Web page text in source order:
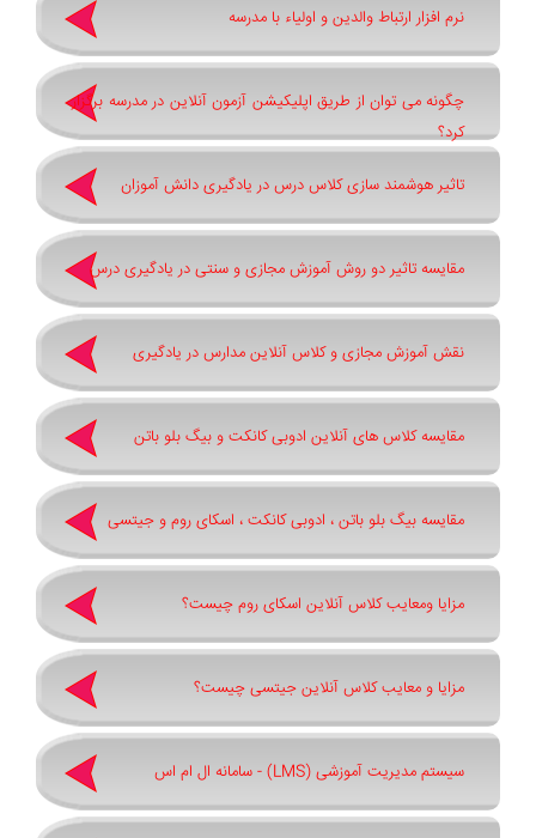
نرم افزار ارتباط والدین و اولیاء با مدرسه
چگونه می توان از طریق اپلیکیشن آزمون آنلاین در مدرسه برگزار
کرد؟
تاثیر هوشمند سازی کلاس درس در یادگیری دانش آموزان
مقایسه تاثیر دو روش آموزش مجازی و سنتی در یادگیری درس
نقش آموزش مجازی و کلاس آنلاین مدارس در یادگیری
مقایسه کلاس های آنلاین ادوبی کانکت و بیگ بلو باتن
مقایسه بیگ بلو باتن ، ادوبی کانکت ، اسکای روم و جیتسی
مزایا ومعایب کلاس آنلاین اسکای روم چیست؟
مزایا و معایب کلاس آنلاین جیتسی چیست؟
سیستم مدیریت آموزشی (LMS) - سامانه ال ام اس